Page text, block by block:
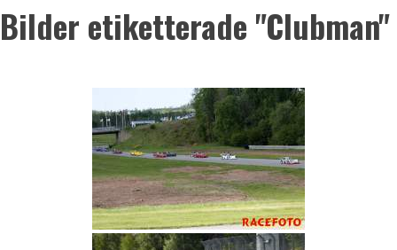
Bilder etiketterade "Clubman"